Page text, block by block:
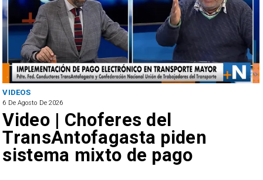
VIDEOS
6 De Agosto De 2026
Video | Choferes del
TransAntofagasta piden
sistema mixto de pago